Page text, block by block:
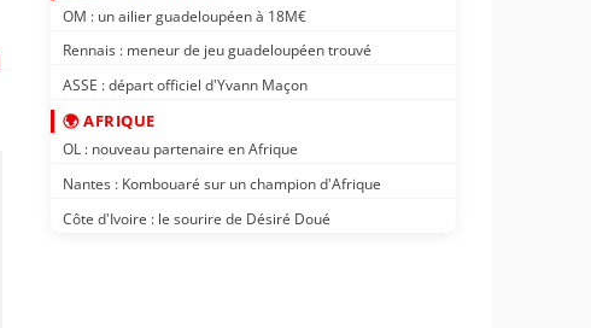
OM : un ailier guadeloupéen à 18M€
Rennais : meneur de jeu guadeloupéen trouvé
ASSE : départ officiel d'Yvann Maçon
🌍 AFRIQUE
OL : nouveau partenaire en Afrique
Nantes : Kombouaré sur un champion d'Afrique
Côte d'Ivoire : le sourire de Désiré Doué